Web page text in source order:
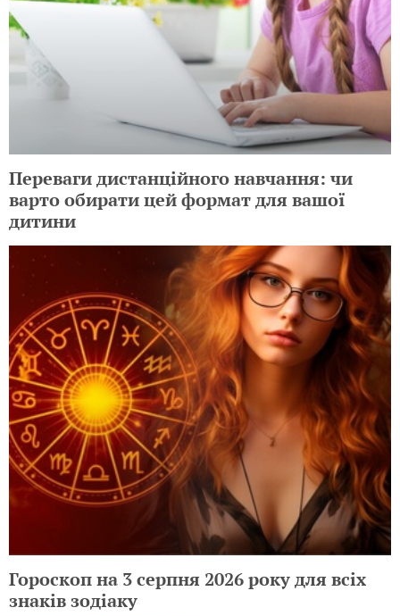
Переваги дистанційного навчання: чи
варто обирати цей формат для вашої
дитини
Гороскоп на 3 серпня 2026 року для всіх
знаків зодіаку